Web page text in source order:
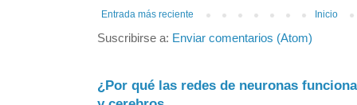
Entrada más reciente Inicio
Suscribirse a: Enviar comentarios (Atom)
¿Por qué las redes de neuronas